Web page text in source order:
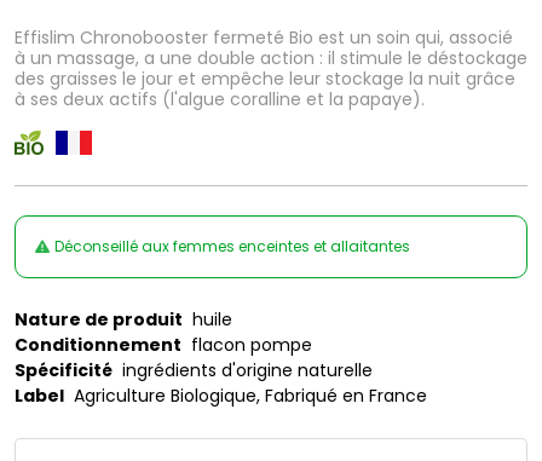
Effislim Chronobooster fermeté Bio est un soin qui, associé
à un massage, a une double action : il stimule le déstockage
des graisses le jour et empêche leur stockage la nuit grâce
à ses deux actifs (l'algue coralline et la papaye).
Déconseillé aux femmes enceintes et allaitantes
Nature de produit huile
Conditionnement flacon pompe
Spécificité ingrédients d'origine naturelle
Label Agriculture Biologique, Fabriqué en France